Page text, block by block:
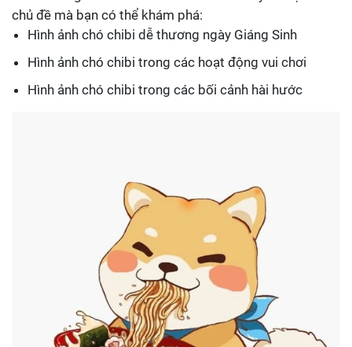
chủ đề mà bạn có thể khám phá:
Hình ảnh chó chibi dễ thương ngày Giáng Sinh
Hình ảnh chó chibi trong các hoạt động vui chơi
Hình ảnh chó chibi trong các bối cảnh hài hước